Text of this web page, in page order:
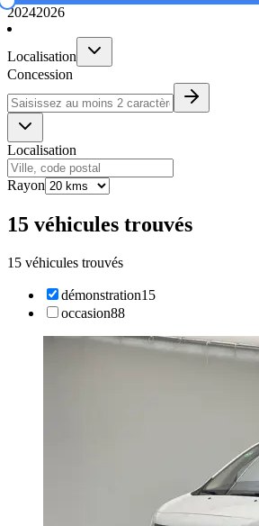
20242026
Localisation
Concession
Localisation
Rayon
15 véhicules trouvés
15 véhicules trouvés
démonstration15
occasion88